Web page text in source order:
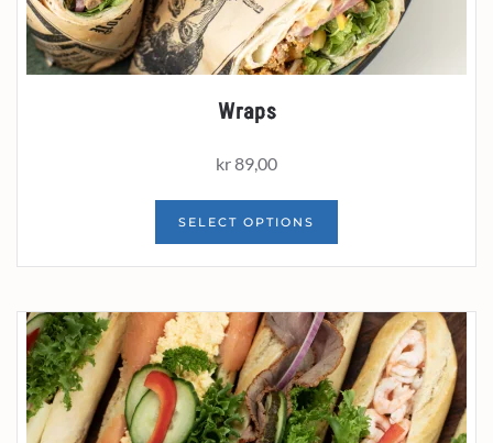
Wraps
kr89,00
SELECT OPTIONS